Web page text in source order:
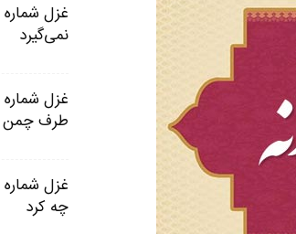
نمی‌گیرد
طرف چمن
چه کرد